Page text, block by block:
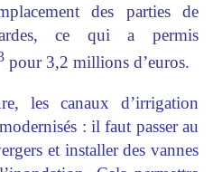
des parties de
ce qui a permis
pour 3,2 millions d’euros.
les canaux d’irrigation
: il faut passer au
et installer des vannes